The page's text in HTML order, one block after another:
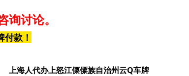
询讨论。
款！
上海人代办上怒江傈僳族自治州云Q车牌